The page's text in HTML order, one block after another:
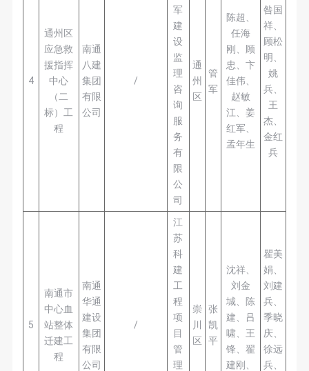
4
通州区
应急救
援指挥
中心
（二
标）工
程
南通
八建
集团
有限
公司
/
军
建
设
监
理
咨
询
服
务
有
限
公
司
通
州
区
管
军
陈超、
任海
刚、顾
忠、卞
佳伟、
赵敏
江、姜
红军、
孟年生
咎国
祥、
顾松
明、
姚
兵、
王
杰、
金红
兵
5
南通市
中心血
站整体
迁建工
程
南通
华通
建设
集团
有限
公司
/
江
苏
科
建
工
程
项
目
管
理
崇
川
区
张
凯
平
沈祥、
刘金
城、陈
建、吕
啸、王
锋、翟
建刚、
瞿美
娟、
刘建
兵、
季晓
庆、
徐远
兵、